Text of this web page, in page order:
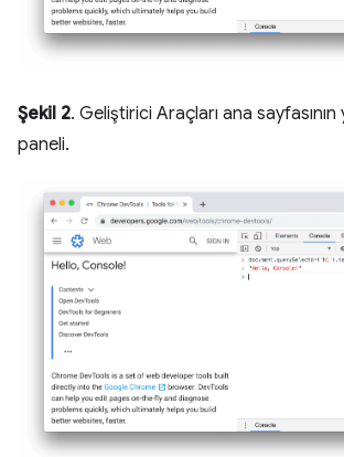
Şekil 2. Geliştirici Araçları ana sayfasının
paneli.